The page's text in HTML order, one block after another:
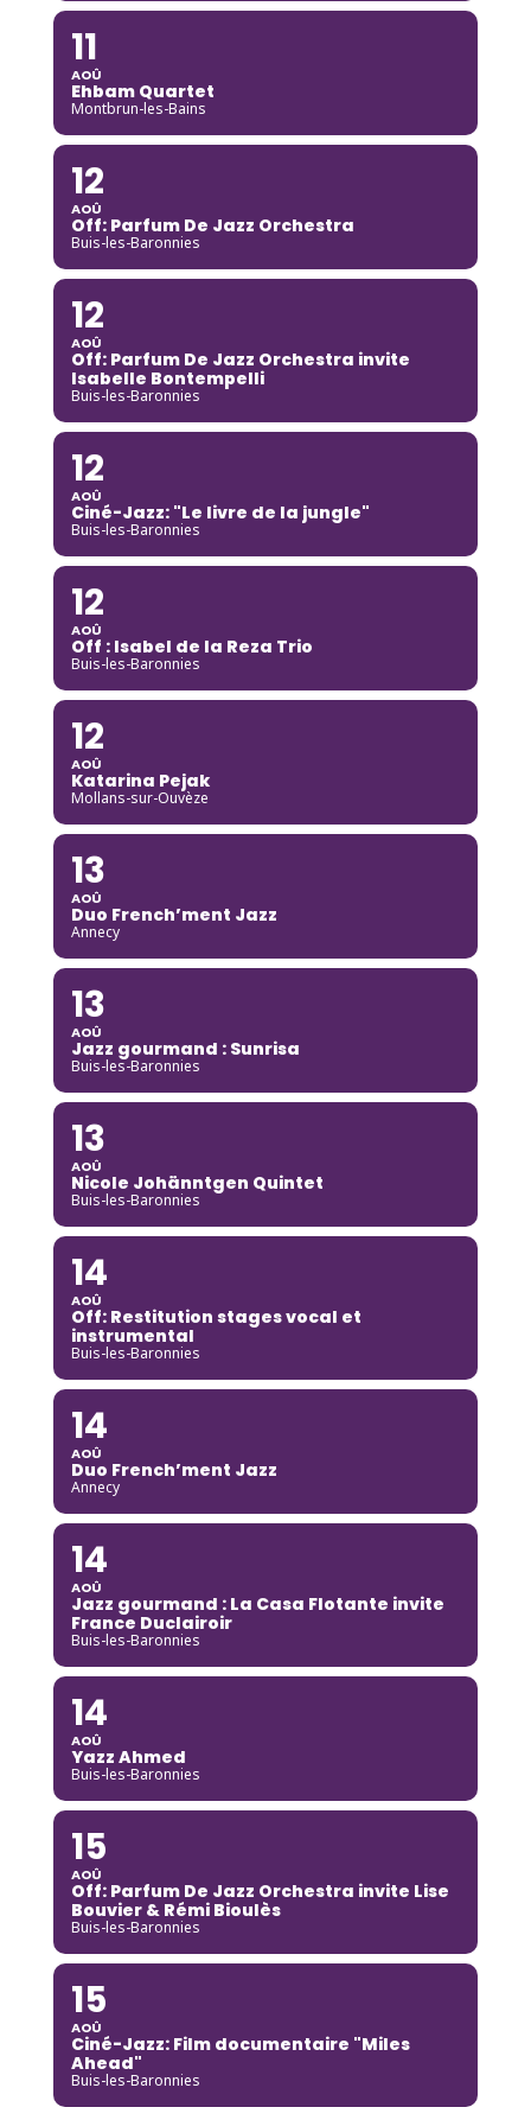
11
AOÛ
Ehbam Quartet
Montbrun-les-Bains
12
AOÛ
Off: Parfum De Jazz Orchestra
Buis-les-Baronnies
12
AOÛ
Off: Parfum De Jazz Orchestra invite
Isabelle Bontempelli
Buis-les-Baronnies
12
AOÛ
Ciné-Jazz: "Le livre de la jungle"
Buis-les-Baronnies
12
AOÛ
Off : Isabel de la Reza Trio
Buis-les-Baronnies
12
AOÛ
Katarina Pejak
Mollans-sur-Ouvèze
13
AOÛ
Duo French’ment Jazz
Annecy
13
AOÛ
Jazz gourmand : Sunrisa
Buis-les-Baronnies
13
AOÛ
Nicole Johänntgen Quintet
Buis-les-Baronnies
14
AOÛ
Off: Restitution stages vocal et
instrumental
Buis-les-Baronnies
14
AOÛ
Duo French’ment Jazz
Annecy
14
AOÛ
Jazz gourmand : La Casa Flotante invite
France Duclairoir
Buis-les-Baronnies
14
AOÛ
Yazz Ahmed
Buis-les-Baronnies
15
AOÛ
Off: Parfum De Jazz Orchestra invite Lise
Bouvier & Rémi Bioulès
Buis-les-Baronnies
15
AOÛ
Ciné-Jazz: Film documentaire "Miles
Ahead"
Buis-les-Baronnies